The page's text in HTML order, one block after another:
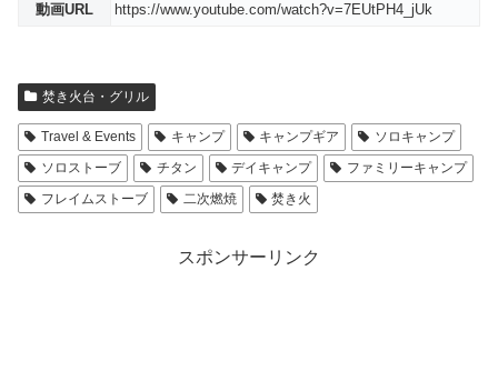
動画URL https://www.youtube.com/watch?v=7EUtPH4_jUk
焚き火台・グリル
Travel & Events キャンプ キャンプギア
ソロキャンプ
ソロストーブ
チタン デイキャンプ
ファミリーキャンプ
フレイムストーブ
二次燃焼 焚き火
スポンサーリンク